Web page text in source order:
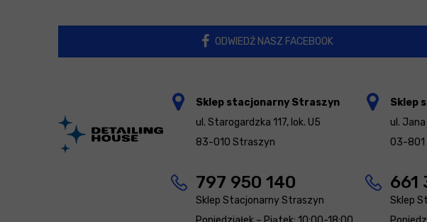
ODWIEDŹ NASZ FACEBOOK
Sklep stacjonarny Straszyn
ul. Starogardzka 117, lok. U5
83-010 Straszyn
797 950 140
Sklep Stacjonarny Straszyn
Sklep
ul.
03-801
661
Sklep